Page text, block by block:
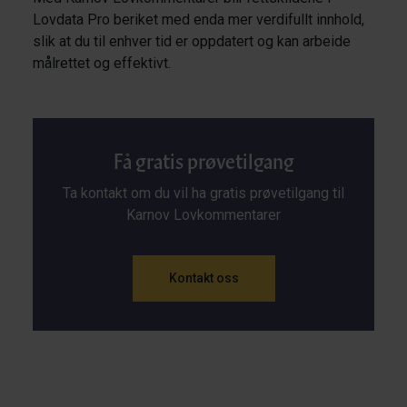
Lovdata Pro beriket med enda mer verdifullt innhold,
slik at du til enhver tid er oppdatert og kan arbeide
målrettet og effektivt.
Få gratis prøvetilgang
Ta kontakt om du vil ha gratis prøvetilgang til
Karnov Lovkommentarer
Kontakt oss